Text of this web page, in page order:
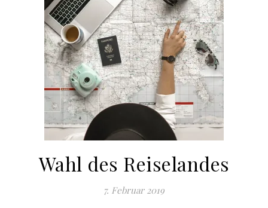
Wahl des Reiselandes
7. Februar 2019